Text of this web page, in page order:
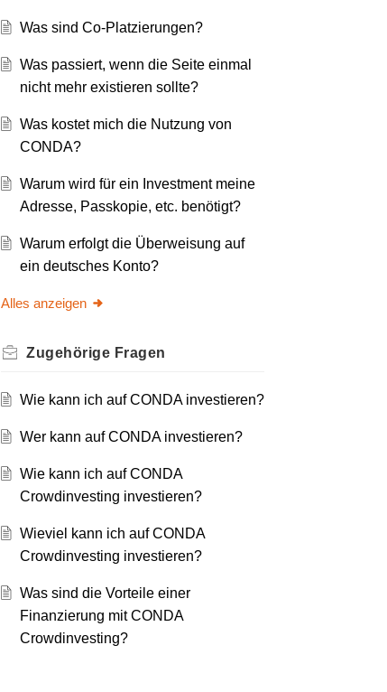
Was sind Co-Platzierungen?
Was passiert, wenn die Seite einmal
nicht mehr existieren sollte?
Was kostet mich die Nutzung von
CONDA?
Warum wird für ein Investment meine
Adresse, Passkopie, etc. benötigt?
Warum erfolgt die Überweisung auf
ein deutsches Konto?
Alles anzeigen
Zugehörige Fragen
Wie kann ich auf CONDA investieren?
Wer kann auf CONDA investieren?
Wie kann ich auf CONDA
Crowdinvesting investieren?
Wieviel kann ich auf CONDA
Crowdinvesting investieren?
Was sind die Vorteile einer
Finanzierung mit CONDA
Crowdinvesting?